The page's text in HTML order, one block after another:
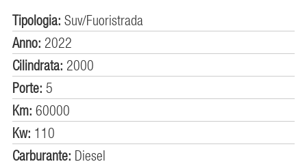
Tipologia: Suv/Fuoristrada
Anno: 2022
Cilindrata: 2000
Porte: 5
Km: 60000
Kw: 110
Carburante: Diesel